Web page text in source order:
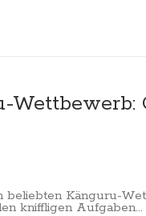
beliebten Känguru-
kniffligen Aufgaben...